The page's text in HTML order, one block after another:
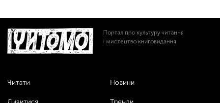
Портал про культуру читання
і мистецтво книговидання
Читати Новини